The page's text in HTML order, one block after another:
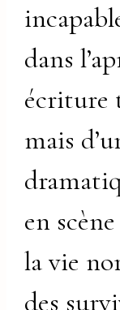
dans
écriture
mais
en
la vie
des